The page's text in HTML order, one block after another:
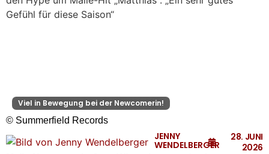
Viel in Bewegung bei der Newcomerin!
© Summerfield Records
JENNY
WENDELBERGER
28. JUNI
2026